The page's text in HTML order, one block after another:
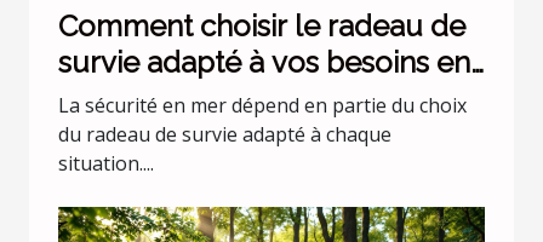
Comment choisir le radeau de
survie adapté à vos besoins en
mer ?
La sécurité en mer dépend en partie du choix
du radeau de survie adapté à chaque
situation....